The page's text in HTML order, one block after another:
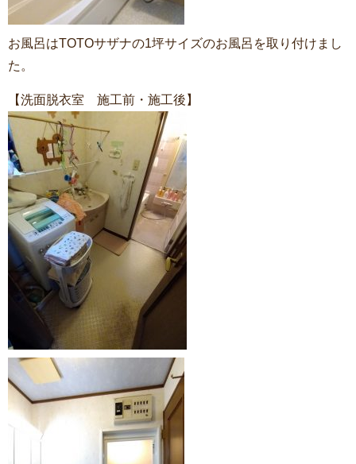
お風呂はTOTOサザナの1坪サイズのお風呂を取り付けまし
た。
【洗面脱衣室 施工前・施工後】